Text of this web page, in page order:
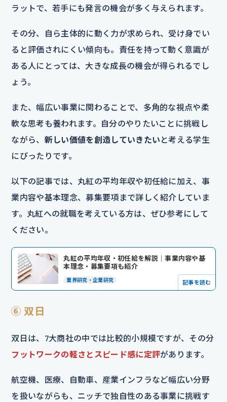
ラットで、若手にも発言の機会が多く与えられます。
その分、自ら主体的に動く力が求められ、受け身でい
ると評価されにくい傾向も。責任を持って動く意識が
ある人にとっては、大きな成長の機会が得られるでし
ょう。
また、幅広い事業に関わることで、多角的な視点や柔
軟な思考も養われます。自分のやりたいことに挑戦し
ながら、 新しい価値を創造していきたい と考える学生
にぴったりです。
以下の記事では、丸紅の平均年収や初任給に加え、事
業内容や基本理念、募集要項まで詳しく紹介していま
す。丸紅への就職を考えている方は、ぜひ参考にして
ください。
丸紅の平均年収・初任給を解説｜事業内容や基
本理念・募集要項も紹介
業界研究・企業研究 記事を読む
⑥ 双日
双日は、7大商社の中では比較的小規模ですが、その分
フットワークの軽さとスピード感に定評があります。
航空機、医療、自動車、産業インフラなど幅広い分野
を扱いながらも、ニッチで独自性のある事業に挑戦す